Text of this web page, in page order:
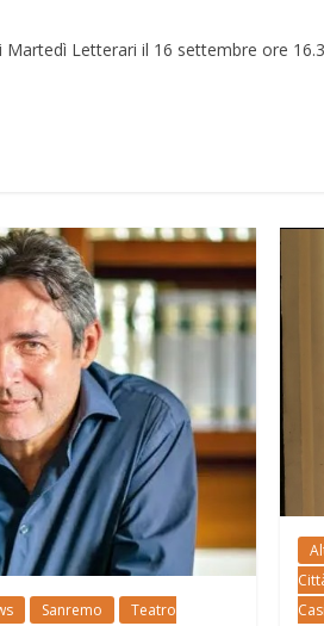
Letterari il 16 settembre ore
Sanremo
Teatro